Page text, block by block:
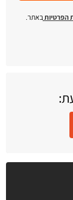
הפרטיות באתר.